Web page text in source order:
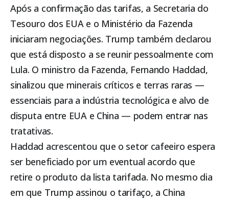
Após a confirmação das tarifas, a Secretaria do
Tesouro dos EUA e o Ministério da Fazenda
iniciaram negociações. Trump também declarou
que está disposto a se reunir pessoalmente com
Lula. O ministro da Fazenda, Fernando Haddad,
sinalizou que minerais críticos e terras raras —
essenciais para a indústria tecnológica e alvo de
disputa entre EUA e China — podem entrar nas
tratativas.
Haddad acrescentou que o setor cafeeiro espera
ser beneficiado por um eventual acordo que
retire o produto da lista tarifada. No mesmo dia
em que Trump assinou o tarifaço, a China